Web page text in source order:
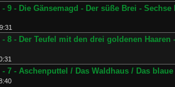
9 - Die Gänsemagd - Der süße Brei -
8 - Der Teufel mit den drei goldenen Haaren
7 - Aschenputtel / Das Waldhaus / Das